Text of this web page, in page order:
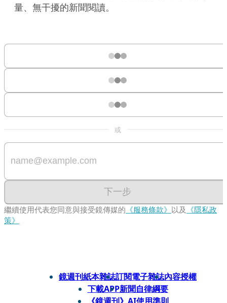
量、無干擾的新聞閱讀。
或
下一步
繼續使用代表您同意與接受鏡傳媒的 《服務條款》 以及 《隱私政
策》
鏡週刊紙本雜誌訂閱電子雜誌內容授權
下載APP新聞自律綱要